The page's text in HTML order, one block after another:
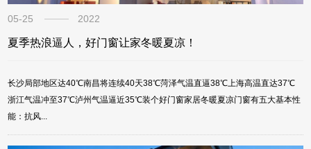
05-25 2022
夏季热浪逼人，好门窗让家冬暖夏凉！
长沙局部地区达40℃南昌将连续40天38℃菏泽气温直逼38℃上海高温直达37℃
浙江气温冲至37℃泸州气温逼近35℃装个好门窗家居冬暖夏凉门窗有五大基本性
能：抗风...